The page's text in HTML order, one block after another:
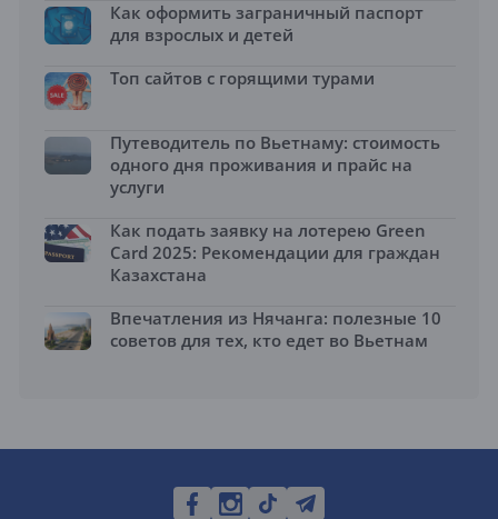
Как оформить заграничный паспорт
для взрослых и детей
Топ сайтов с горящими турами
Путеводитель по Вьетнаму: стоимость
одного дня проживания и прайс на
услуги
Как подать заявку на лотерею Green
Card 2025: Рекомендации для граждан
Казахстана
Впечатления из Нячанга: полезные 10
советов для тех, кто едет во Вьетнам